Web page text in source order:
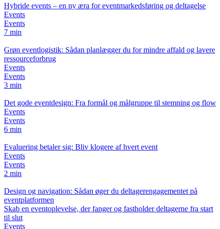
Hybride events – en ny æra for eventmarkedsføring og deltagelse
Events
Events
7 min
Grøn eventlogistik: Sådan planlægger du for mindre affald og lavere
ressourceforbrug
Events
Events
3 min
Det gode eventdesign: Fra formål og målgruppe til stemning og flow
Events
Events
6 min
Evaluering betaler sig: Bliv klogere af hvert event
Events
Events
2 min
Design og navigation: Sådan øger du deltagerengagementet på
eventplatformen
Skab en eventoplevelse, der fanger og fastholder deltagerne fra start
til slut
Events